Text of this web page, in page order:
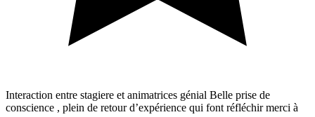
Interaction entre stagiere et animatrices génial Belle prise de
conscience , plein de retour d’expérience qui font réfléchir merci à